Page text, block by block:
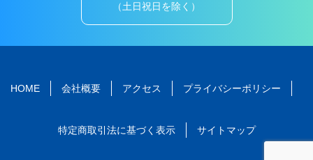
（土日祝日を除く）
HOME 会社概要 アクセス プライバシーポリシー
特定商取引法に基づく表示 サイトマップ